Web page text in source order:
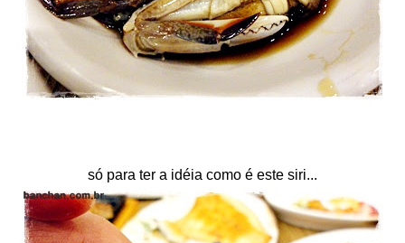
só para ter a idéia como é este siri...